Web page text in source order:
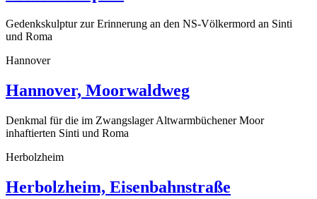
Gedenkskulptur zur Erinnerung an den NS-Völkermord an Sinti
und Roma
Hannover
Hannover, Moorwaldweg
Denkmal für die im Zwangslager Altwarmbüchener Moor
inhaftierten Sinti und Roma
Herbolzheim
Herbolzheim, Eisenbahnstraße